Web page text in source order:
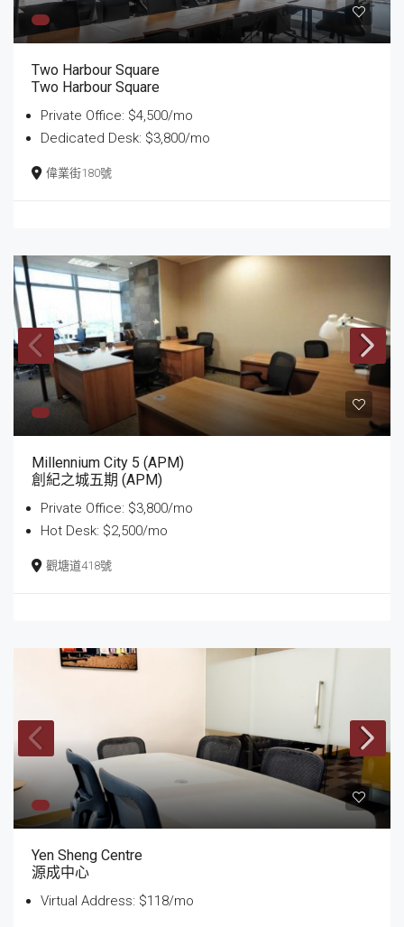
Two Harbour Square
Two Harbour Square
Private Office: $4,500/mo
Dedicated Desk: $3,800/mo
偉業街180號
Millennium City 5 (APM)
創紀之城五期 (APM)
Private Office: $3,800/mo
Hot Desk: $2,500/mo
觀塘道418號
Yen Sheng Centre
源成中心
Virtual Address: $118/mo